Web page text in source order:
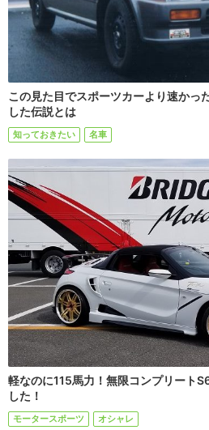
この見た目でスポーツカーより速かっ
した伝説とは
知っておきたい 名車
軽なのに115馬力！無限コンプリート
した！
モータースポーツ オシャレ